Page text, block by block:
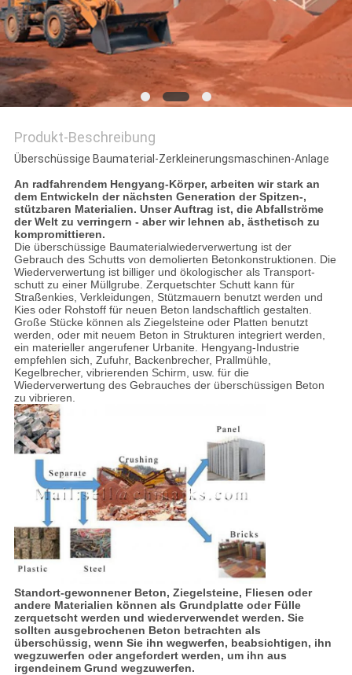
Produkt-Beschreibung
Überschüssige Baumaterial-Zerkleinerungsmaschinen-Anlage
An radfahrendem Hengyang-Körper, arbeiten wir stark an
dem Entwickeln der nächsten Generation der Spitzen-,
stützbaren Materialien. Unser Auftrag ist, die Abfallströme
der Welt zu verringern - aber wir lehnen ab, ästhetisch zu
kompromittieren.
Die überschüssige Baumaterialwiederverwertung ist der
Gebrauch des Schutts von demolierten Betonkonstruktionen. Die
Wiederverwertung ist billiger und ökologischer als Transport-
schutt zu einer Müllgrube. Zerquetschter Schutt kann für
Straßenkies, Verkleidungen, Stützmauern benutzt werden und
Kies oder Rohstoff für neuen Beton landschaftlich gestalten.
Große Stücke können als Ziegelsteine oder Platten benutzt
werden, oder mit neuem Beton in Strukturen integriert werden,
ein materieller angerufener Urbanite. Hengyang-Industrie
empfehlen sich, Zufuhr, Backenbrecher, Prallmühle,
Kegelbrecher, vibrierenden Schirm, usw. für die
Wiederverwertung des Gebrauches der überschüssigen Beton
zu vibrieren.
Standort-gewonnener Beton, Ziegelsteine, Fliesen oder
andere Materialien können als Grundplatte oder Fülle
zerquetscht werden und wiederverwendet werden. Sie
sollten ausgebrochenen Beton betrachten als
überschüssig, wenn Sie ihn wegwerfen, beabsichtigen, ihn
wegzuwerfen oder angefordert werden, um ihn aus
irgendeinem Grund wegzuwerfen.